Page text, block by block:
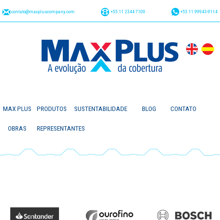
contato@maxpluscompany.com +55 11 2344 7100 +55 11 99943-9114
MAX PLUS PRODUTOS SUSTENTABILIDADE BLOG CONTATO
OBRAS REPRESENTANTES